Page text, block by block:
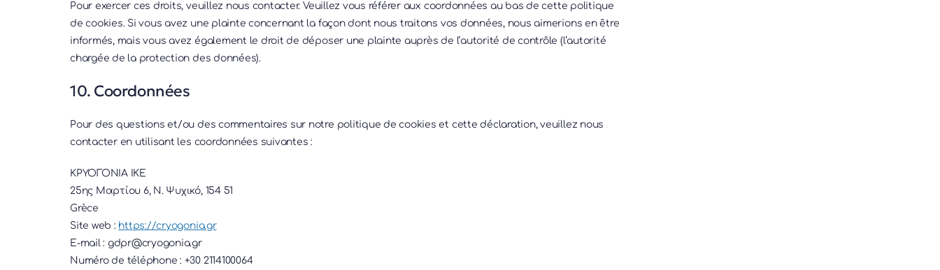
Pour exercer ces droits, veuillez nous contacter. Veuillez vous référer aux coordonnées au bas de cette politique
de cookies. Si vous avez une plainte concernant la façon dont nous traitons vos données, nous aimerions en être
informés, mais vous avez également le droit de déposer une plainte auprès de l’autorité de contrôle (l’autorité
chargée de la protection des données).
10. Coordonnées
Pour des questions et/ou des commentaires sur notre politique de cookies et cette déclaration, veuillez nous
contacter en utilisant les coordonnées suivantes :
ΚΡΥΟΓΟΝΙΑ ΙΚΕ
25ης Μαρτίου 6, Ν. Ψυχικό, 154 51
Grèce
Site web : https://cryogonia.gr
E-mail : gdpr@cryogonia.gr
Numéro de téléphone : +30 2114100064